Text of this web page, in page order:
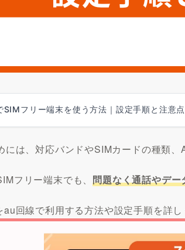
SIMフリー端末を使う方法｜設定手順と注意点
は、対応バンドやSIMカードの種類、
フリー端末でも、問題なく通話やデ
回線で利用する方法や設定手順を詳し